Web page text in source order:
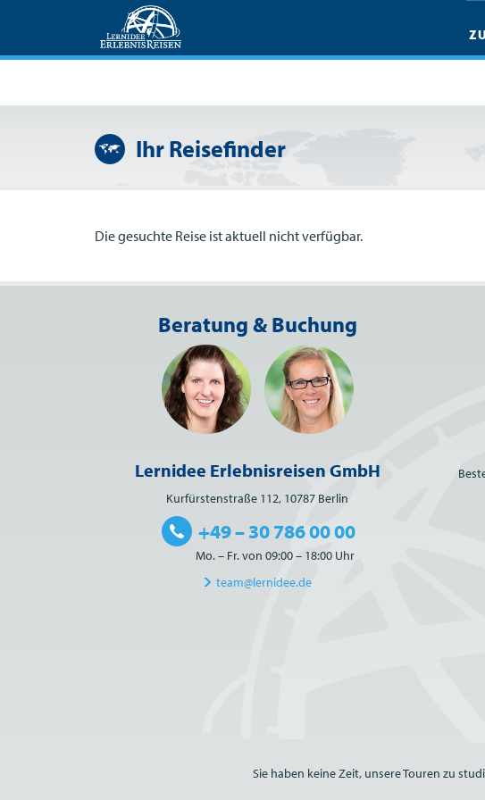
Ihr Reisefinder
Die gesuchte Reise ist aktuell nicht verfügbar.
Beratung & Buchung
Lernidee Erlebnisreisen GmbH
Kurfürstenstraße 112, 10787 Berlin
+49 – 30 786 00 00
Mo. – Fr. von 09:00 – 18:00 Uhr
team@lernidee.de
Sie haben keine Zeit, unsere Touren zu